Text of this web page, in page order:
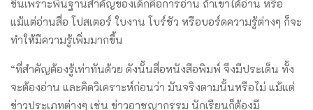
ขึ้นเพราะพื้นฐานสำคัญของเด็กคือการอ่าน ถ้าเขาได้อ่าน หรือ
แม้แต่อ่านสื่อ โปสเตอร์ ใบงาน โบร์ชัว หรือบอร์ดความรู้ต่างๆ ก็จะ
ทำให้มีความรู้เพิ่มมากขึ้น
“ที่สำคัญต้องรู้เท่าทันด้วย ดังนั้นสื่อหนังสือพิมพ์ จึงมีประเด็น ทั้ง
จะต้องอ่าน และคิดวิเคราะห์ก่อนว่า มันจริงตามนั้นหรือไม่ แม้แต่
ข่าวประเภทต่างๆ เช่น ข่าวอาชญากรรม นักเรียนก็ต้องมี